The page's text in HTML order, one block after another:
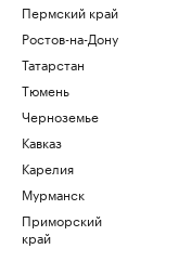
Пермский край
Ростов-на-Дону
Татарстан
Тюмень
Черноземье
Кавказ
Карелия
Мурманск
Приморский
край